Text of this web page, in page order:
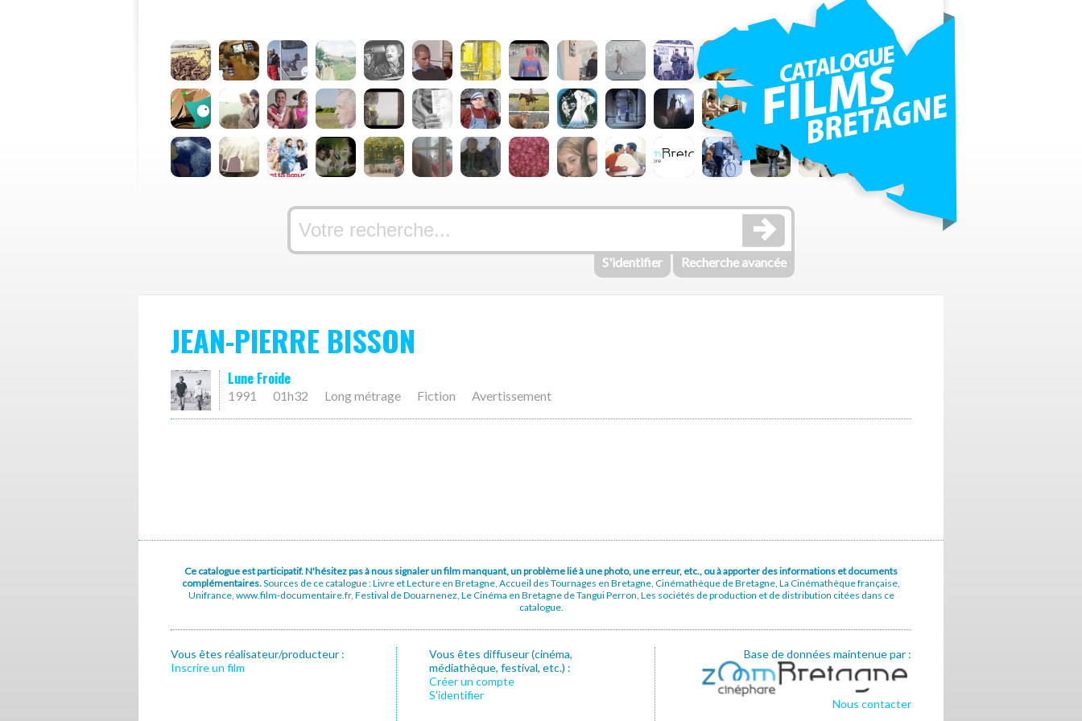
S'identifier Recherche avancée
JEAN-PIERRE BISSON
Lune Froide
1991 01h32 Long métrage Fiction Avertissement
Ce catalogue est participatif. N'hésitez pas à nous signaler un film manquant, un problème lié à une photo, une erreur, etc., ou à apporter des informations et documents
complémentaires.Sources de ce catalogue : Livre et Lecture en Bretagne, Accueil des Tournages en Bretagne, Cinémathèque de Bretagne, La Cinémathèque française,
Unifrance, www.film-documentaire.fr, Festival de Douarnenez, Le Cinéma en Bretagne de Tangui Perron, Les sociétés de production et de distribution citées dans ce
catalogue.
Vous êtes réalisateur/producteur :
Inscrire un film
Vous êtes diffuseur (cinéma,
médiathèque, festival, etc.) :
Créer un compte
S’identifier
Base de données maintenue par :
Nous contacter